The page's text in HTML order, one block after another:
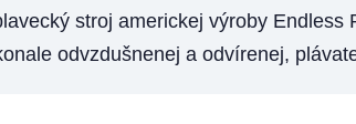
stroj americkej výroby
odvzdušnenej a odvírenej,